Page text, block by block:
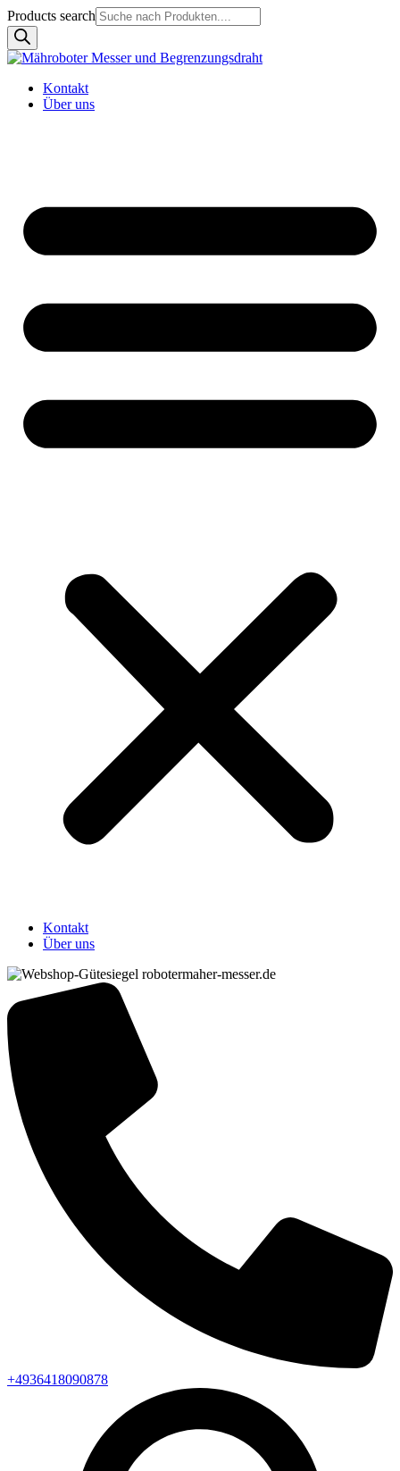
Products search
Kontakt
Über uns
Kontakt
Über uns
+4936418090878